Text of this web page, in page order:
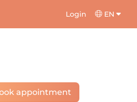
Login EN
appointment